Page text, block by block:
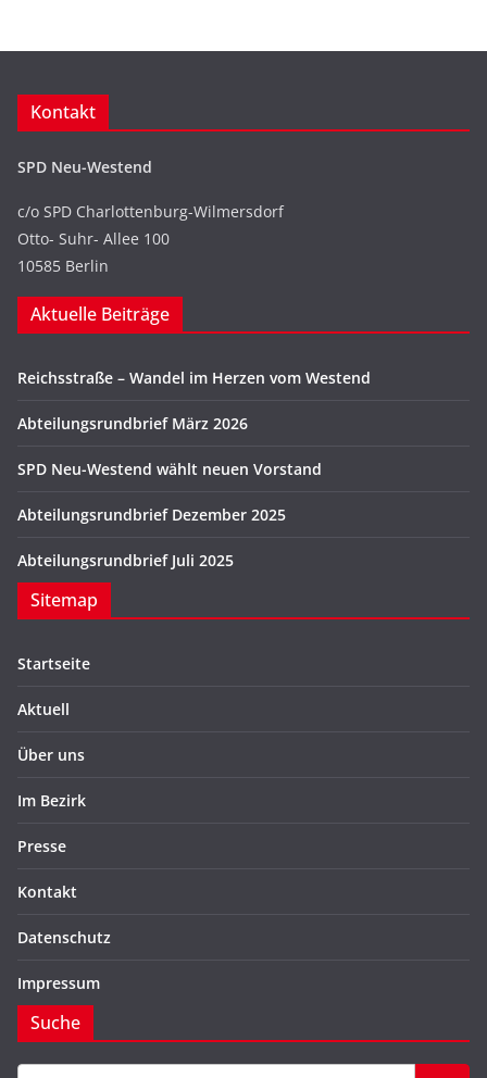
Kontakt
SPD Neu-Westend
c/o SPD Charlottenburg-Wilmersdorf
Otto- Suhr- Allee 100
10585 Berlin
Aktuelle Beiträge
Reichsstraße – Wandel im Herzen vom Westend
Abteilungsrundbrief März 2026
SPD Neu-Westend wählt neuen Vorstand
Abteilungsrundbrief Dezember 2025
Abteilungsrundbrief Juli 2025
Sitemap
Startseite
Aktuell
Über uns
Im Bezirk
Presse
Kontakt
Datenschutz
Impressum
Suche